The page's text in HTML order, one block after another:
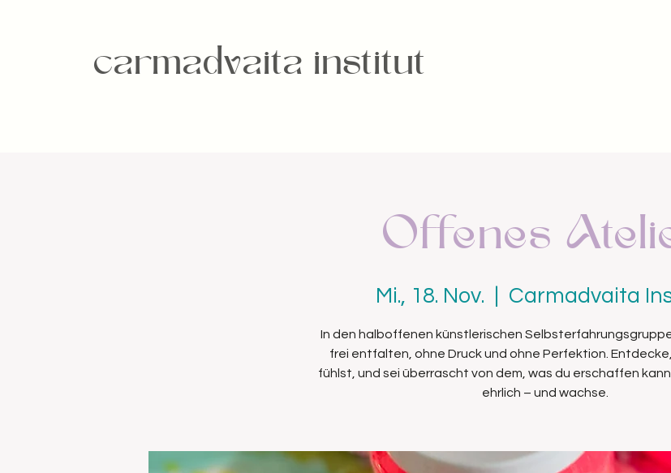
carmadvaita institut
Offenes
Mi., 18. Nov. Carmadvaita
In den halboffenen künstlerischen
frei entfalten, ohne Druck und ohne Perfektion.
fühlst, und sei überrascht von dem, was du erschaffen